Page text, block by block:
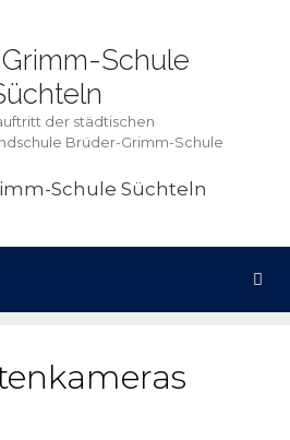
Schule
der städtischen
Brüder-Grimm-Schule